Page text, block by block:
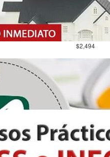
$2,494